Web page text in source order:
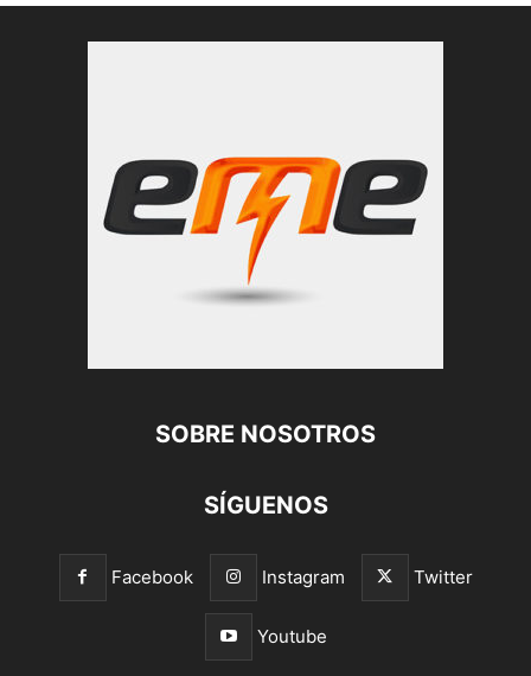
SOBRE NOSOTROS
SÍGUENOS
Facebook Instagram Twitter
Youtube